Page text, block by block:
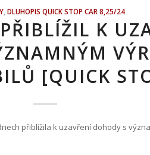
,DLUHOPIS QUICK STOP CAR 8,25/24
K
[QUICK
přiblížila k uzavření dohody s